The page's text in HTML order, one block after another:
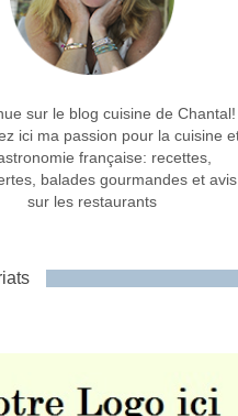
sur le blog cuisine de Chantal!
ici ma passion pour la cuisine
française: recettes,
balades gourmandes et avis
sur les restaurants